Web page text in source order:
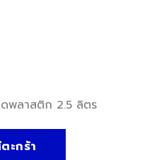
พลาสติก 2.5 ลิตร
ะกร้า